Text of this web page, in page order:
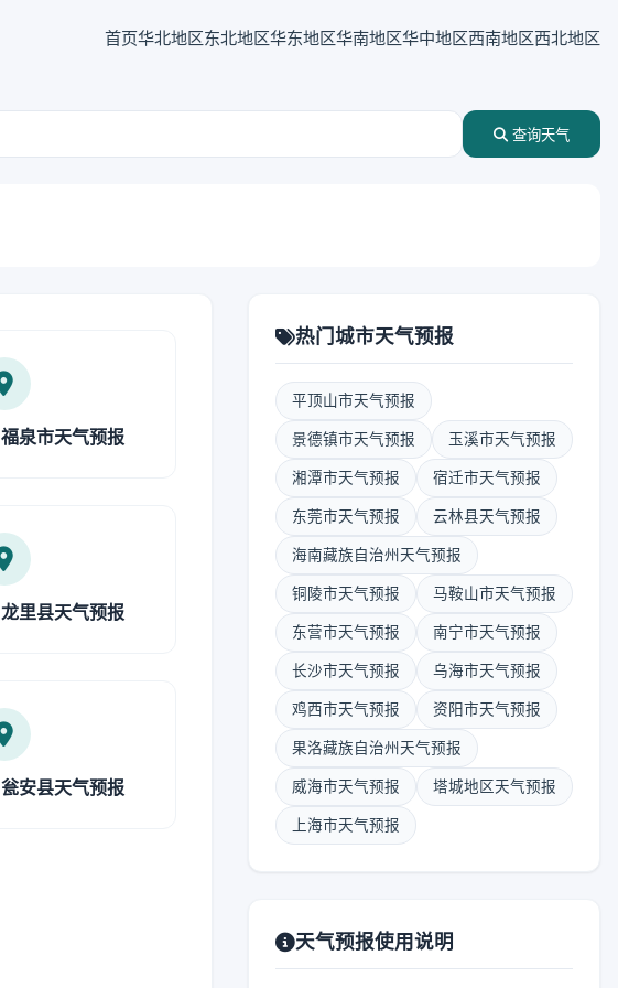
首页华北地区东北地区华东地区华南地区华中地区西南地区西北地区
查询天气
福泉市天气预报
龙里县天气预报
瓮安县天气预报
热门城市天气预报
平顶山市天气预报
景德镇市天气预报 玉溪市天气预报
湘潭市天气预报 宿迁市天气预报
东莞市天气预报 云林县天气预报
海南藏族自治州天气预报
铜陵市天气预报 马鞍山市天气预报
东营市天气预报 南宁市天气预报
长沙市天气预报 乌海市天气预报
鸡西市天气预报 资阳市天气预报
果洛藏族自治州天气预报
威海市天气预报 塔城地区天气预报
上海市天气预报
天气预报使用说明